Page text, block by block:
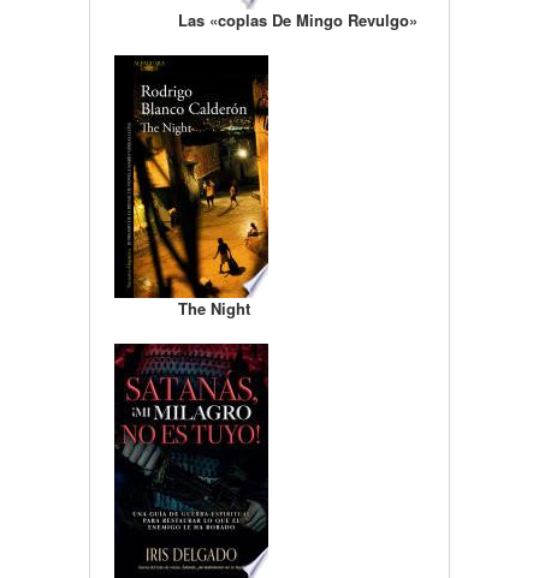
Las «coplas De Mingo Revulgo»
The Night